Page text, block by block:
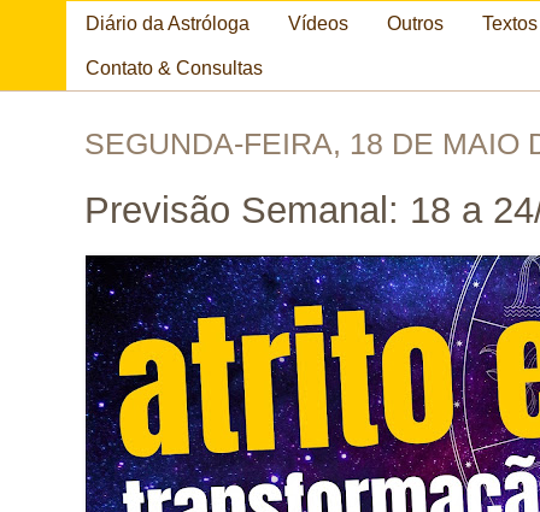
Diário da Astróloga Vídeos Outros
Contato & Consultas
SEGUNDA-FEIRA, 18 DE MAIO
Previsão Semanal: 18 a